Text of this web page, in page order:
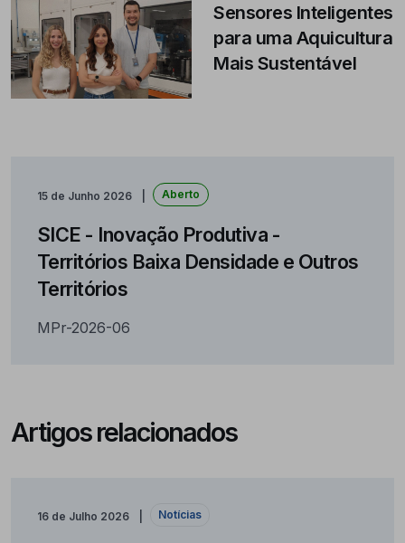
Sensores Inteligentes
para uma Aquicultura
Mais Sustentável
15 de Junho 2026 Aberto
SICE - Inovação Produtiva -
Territórios Baixa Densidade e Outros
Territórios
MPr-2026-06
Artigos relacionados
16 de Julho 2026 Notícias